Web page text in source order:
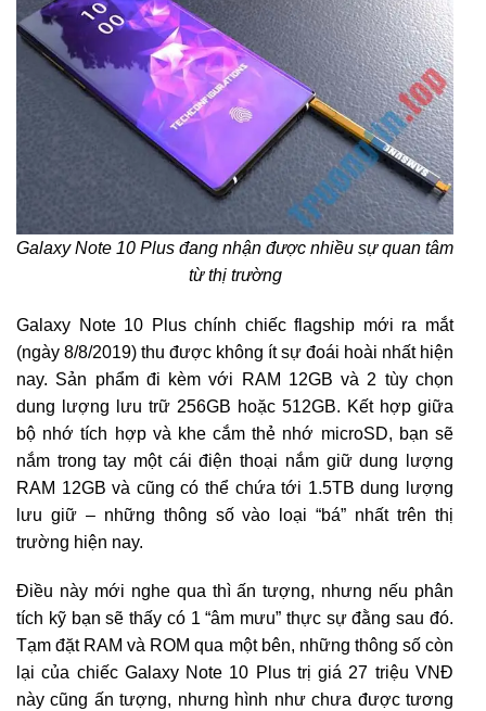
Galaxy Note 10 Plus đang nhận được nhiều sự quan tâm
từ thị trường
Galaxy Note 10 Plus chính chiếc flagship mới ra mắt
(ngày 8/8/2019) thu được không ít sự đoái hoài nhất hiện
nay. Sản phẩm đi kèm với RAM 12GB và 2 tùy chọn
dung lượng lưu trữ 256GB hoặc 512GB. Kết hợp giữa
bộ nhớ tích hợp và khe cắm thẻ nhớ microSD, bạn sẽ
nắm trong tay một cái điện thoại nắm giữ dung lượng
RAM 12GB và cũng có thể chứa tới 1.5TB dung lượng
lưu giữ – những thông số vào loại “bá” nhất trên thị
trường hiện nay.
Điều này mới nghe qua thì ấn tượng, nhưng nếu phân
tích kỹ bạn sẽ thấy có 1 “âm mưu” thực sự đằng sau đó.
Tạm đặt RAM và ROM qua một bên, những thông số còn
lại của chiếc Galaxy Note 10 Plus trị giá 27 triệu VNĐ
này cũng ấn tượng, nhưng hình như chưa được tương